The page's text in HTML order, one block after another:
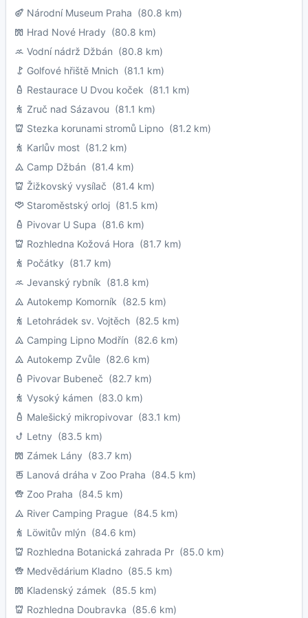
Národní Museum Praha (80.8 km)
Hrad Nové Hrady (80.8 km)
Vodní nádrž Džbán (80.8 km)
Golfové hřiště Mnich (81.1 km)
Restaurace U Dvou koček (81.1 km)
Zruč nad Sázavou (81.1 km)
Stezka korunami stromů Lipno (81.2 km)
Karlův most (81.2 km)
Camp Džbán (81.4 km)
Žižkovský vysílač (81.4 km)
Staroměstský orloj (81.5 km)
Pivovar U Supa (81.6 km)
Rozhledna Kožová Hora (81.7 km)
Počátky (81.7 km)
Jevanský rybník (81.8 km)
Autokemp Komorník (82.5 km)
Letohrádek sv. Vojtěch (82.5 km)
Camping Lipno Modřín (82.6 km)
Autokemp Zvůle (82.6 km)
Pivovar Bubeneč (82.7 km)
Vysoký kámen (83.0 km)
Malešický mikropivovar (83.1 km)
Letny (83.5 km)
Zámek Lány (83.7 km)
Lanová dráha v Zoo Praha (84.5 km)
Zoo Praha (84.5 km)
River Camping Prague (84.5 km)
Löwitův mlýn (84.6 km)
Rozhledna Botanická zahrada Pr (85.0 km)
Medvědárium Kladno (85.5 km)
Kladenský zámek (85.5 km)
Rozhledna Doubravka (85.6 km)